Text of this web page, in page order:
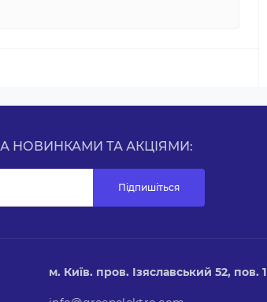
НОВИНКАМИ ТА АКЦІЯМИ:
Підпишіться
м. Київ. пров. Ізяславський 52, пов. 1